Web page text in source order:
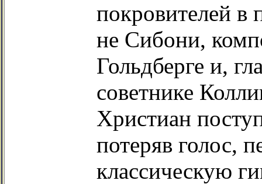
покровителей в
не Сибони,
Гольдберге и,
советнике
Христиан
потеряв голос,
классическую